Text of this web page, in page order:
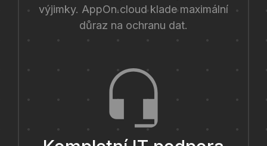
výjimky. AppOn.cloud klade maximální
důraz na ochranu dat.